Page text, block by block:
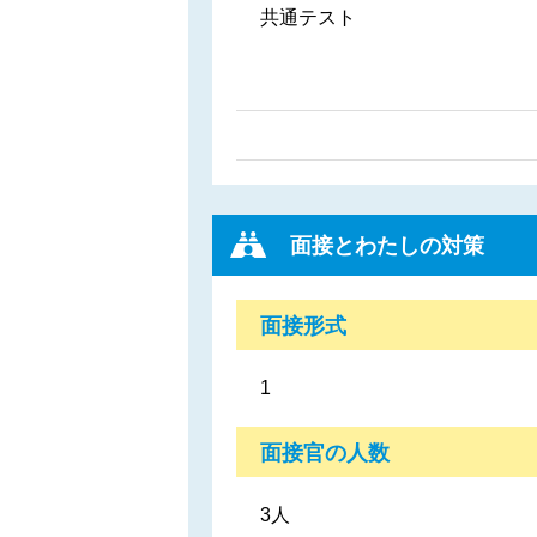
共通テスト
面接とわたしの対策
面接形式
1
面接官の人数
3人